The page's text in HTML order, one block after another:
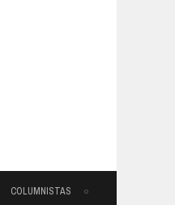
COLUMNISTAS